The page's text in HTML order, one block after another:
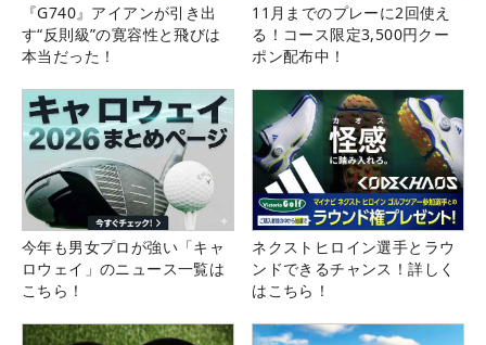
『G740』アイアンが引き出
す“反則級”の寛容性と飛びは
本当だった！
11月までのプレーに2回使え
る！コース限定3,500円クー
ポン配布中！
今年も男女プロが強い「キャ
ロウェイ」のニュース一覧は
こちら！
ネクストヒロイン選手とラウ
ンドできるチャンス！詳しく
はこちら！